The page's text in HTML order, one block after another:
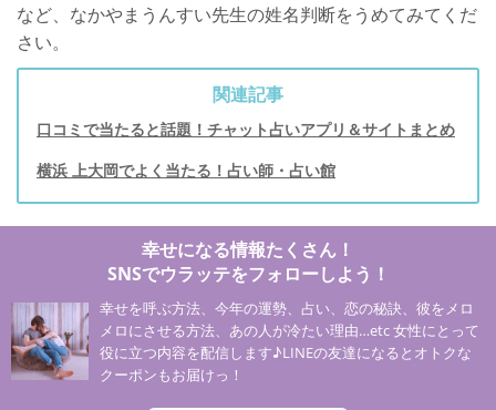
など、なかやまうんすい先生の姓名判断をうめてみてくだ
さい。
関連記事
口コミで当たると話題！チャット占いアプリ＆サイトまとめ
横浜 上大岡でよく当たる！占い師・占い館
幸せになる情報たくさん！
SNSでウラッテをフォローしよう！
幸せを呼ぶ方法、今年の運勢、占い、恋の秘訣、彼をメロ
メロにさせる方法、あの人が冷たい理由…etc 女性にとって
役に立つ内容を配信します♪LINEの友達になるとオトクな
クーポンもお届けっ！